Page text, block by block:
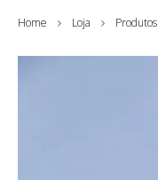
Home Loja Produtos